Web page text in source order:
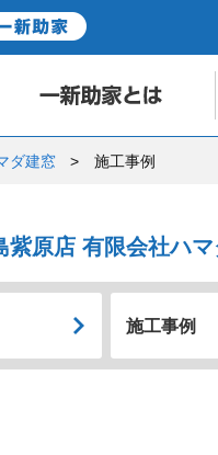
ダ建窓 施工事例
原店 有限会社ハマ
施工事例